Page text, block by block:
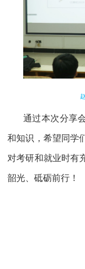
通过本次分享
和知识，希望同学
对考研和就业时有
韶光、砥砺前行！